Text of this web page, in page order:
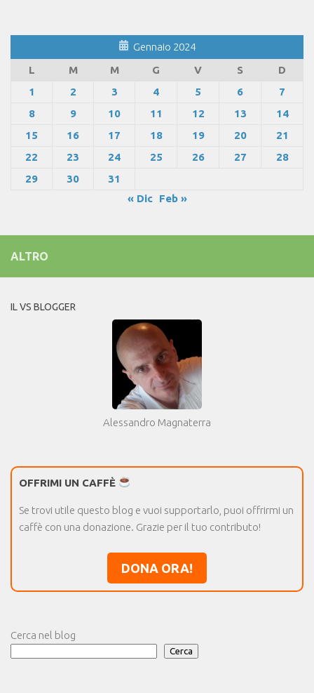
Gennaio 2024
L
M M G V S
D
1
2 3 4 5 6
7
8
9 10 11 12 13
14
15
16 17 18 19 20
21
22
23 24 25 26 27
28
29
30
31
« Dic
Feb »
ALTRO
IL VS BLOGGER
Alessandro Magnaterra
OFFRIMI UN CAFFÈ
Se trovi utile questo blog e vuoi supportarlo, puoi offrirmi un
caffè con una donazione. Grazie per il tuo contributo!
DONA ORA!
Cerca nel blog
Cerca